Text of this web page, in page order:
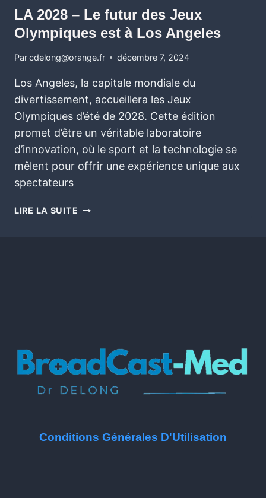
LA 2028 – Le futur des Jeux
Olympiques est à Los Angeles
Parcdelong@orange.fr décembre 7, 2024
Los Angeles, la capitale mondiale du
divertissement, accueillera les Jeux
Olympiques d’été de 2028. Cette édition
promet d’être un véritable laboratoire
d’innovation, où le sport et la technologie se
mêlent pour offrir une expérience unique aux
spectateurs
LIRE LA SUITE
Conditions Générales D'Utilisation